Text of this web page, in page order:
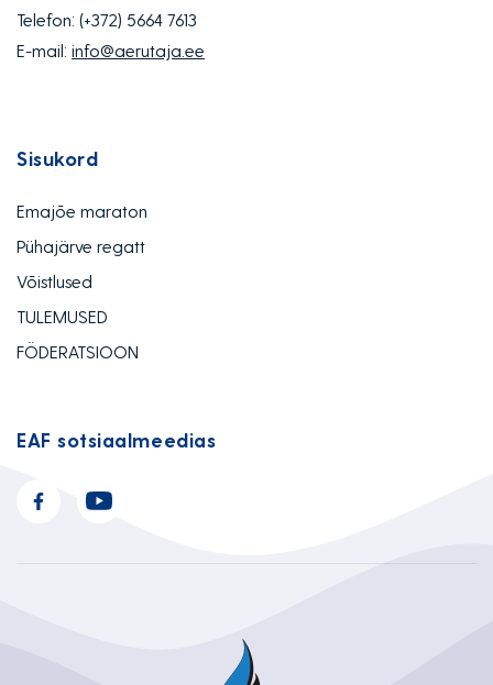
Telefon: (+372) 5664 7613
E-mail: info@aerutaja.ee
Sisukord
Emajõe maraton
Pühajärve regatt
Võistlused
TULEMUSED
FÖDERATSIOON
EAF sotsiaalmeedias